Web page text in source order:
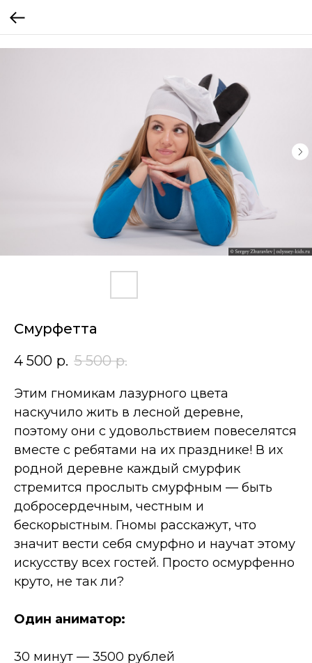
Смурфетта
4 500 р. 5 500 р.
Этим гномикам лазурного цвета
наскучило жить в лесной деревне,
поэтому они с удовольствием повеселятся
вместе с ребятами на их празднике! В их
родной деревне каждый смурфик
стремится прослыть смурфным — быть
добросердечным, честным и
бескорыстным. Гномы расскажут, что
значит вести себя смурфно и научат этому
искусству всех гостей. Просто осмурфенно
круто, не так ли?
Один аниматор:
30 минут — 3500 рублей